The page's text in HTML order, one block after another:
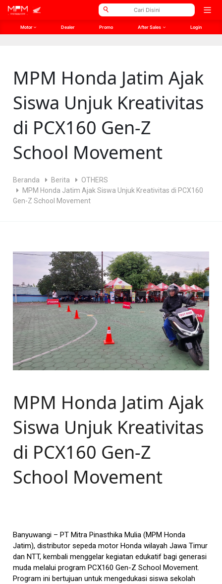
// Open Graph Meta // Twitter Meta
Open
Motor Dealer Promo After Sales Login
MPM Honda Jatim Ajak
Siswa Unjuk Kreativitas
di PCX160 Gen-Z
School Movement
Beranda Berita
OTHERS
MPM Honda Jatim Ajak Siswa Unjuk Kreativitas di PCX160
Gen-Z School Movement
MPM Honda Jatim Ajak
Siswa Unjuk Kreativitas
di PCX160 Gen-Z
School Movement
Banyuwangi – PT Mitra Pinasthika Mulia (MPM Honda
Jatim), distributor sepeda motor Honda wilayah Jawa Timur
dan NTT, kembali menggelar kegiatan edukatif bagi generasi
muda melalui program PCX160 Gen-Z School Movement.
Program ini bertujuan untuk mengedukasi siswa sekolah